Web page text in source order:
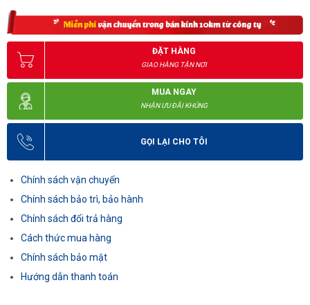
ĐẶT HÀNG
GIAO HÀNG TẬN NƠI
MUA NGAY
NHẬN ƯU ĐÃI KHỦNG
GỌI LẠI CHO TÔI
Chính sách vận chuyển
Chính sách bảo trì, bảo hành
Chính sách đổi trả hàng
Cách thức mua hàng
Chính sách bảo mật
Hướng dẫn thanh toán